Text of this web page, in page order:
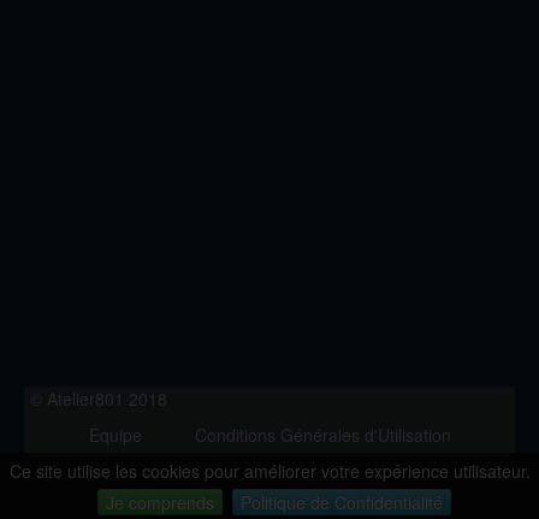
Ce site utilise les cookies pour améliorer votre expérience utilisateur.
Je comprends
Politique de Confidentialité
© Atelier801 2018
Equipe
Conditions Générales d'Utilisation
Politique de Confidentialité
Contact
Version 1.27